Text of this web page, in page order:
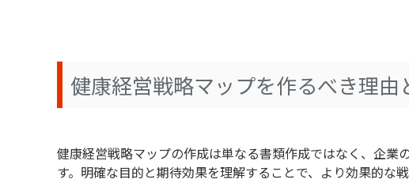
健康経営戦略マップを作るべき理由
健康経営戦略マップの作成は単なる書類作成ではなく、企業
す。明確な目的と期待効果を理解することで、より効果的な